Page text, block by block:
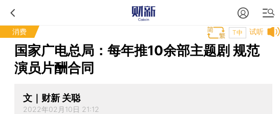
消费 试听
T中
国家广电总局：每年推10余部主题剧 规范
演员片酬合同
文｜财新 关聪
2022年02月10日 21:12